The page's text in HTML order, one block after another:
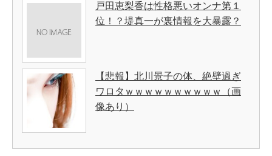
戸田恵梨香は性格悪いオンナ第１
位！？堤真一が裏情報を大暴露？
【悲報】北川景子の体、絶壁過ぎ
ワロタｗｗｗｗｗｗｗｗｗｗ（画
像あり）